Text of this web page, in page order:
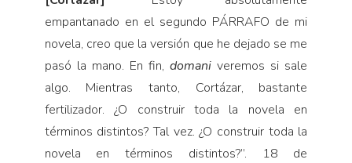
empantanado en el segundo PÁRRAFO de mi
novela, creo que la ver­sión que he dejado se me
pasó la mano. En fin,domaniveremos si sale
algo. Mientras tanto, Cortázar, bastan­te
fertilizador. ¿O construir toda la novela en
términos distintos? Tal vez. ¿O construir toda la
novela en tér­minos distintos?”. 18 de